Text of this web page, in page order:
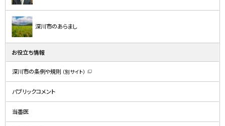
深川市のあらまし
お役立ち情報
深川市の条例や規則 （別サイト）
新
ン
で
パブリックコメント
当番医